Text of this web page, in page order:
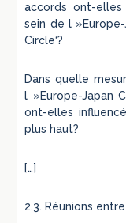
accords ont-elles
sein de l
Circle‘?
Dans quelle
l »Europe-Japan
ont-elles
plus haut?
[…]
2.3. Réunions